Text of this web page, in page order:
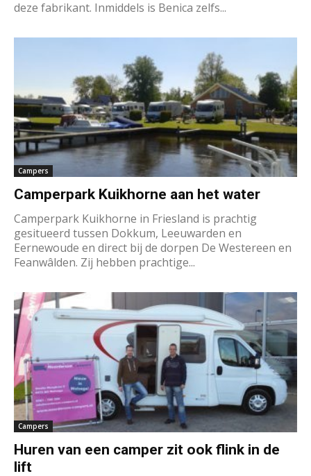
deze fabrikant. Inmiddels is Benica zelfs...
Campers
Camperpark Kuikhorne aan het water
Camperpark Kuikhorne in Friesland is prachtig
gesitueerd tussen Dokkum, Leeuwarden en
Eernewoude en direct bij de dorpen De Westereen en
Feanwâlden. Zij hebben prachtige...
Campers
Huren van een camper zit ook flink in de
lift